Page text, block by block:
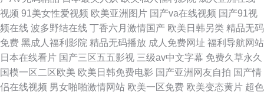
视频 91美女性爱视频 欧美亚洲图片 国产va在线视频 国产91视
频在线 波多野结在线 丁香六月激情国产 欧美日韩另类 精品无码
免费 黑成人福利影院 精品无码播放 成人免费网址 福利导航网站
日本在线看片 国产三区五五影视 三级av中文字幕 免费久草永久
国模一区二区欧美 欧美日韩免费电影 国产亚洲网友自拍 国产情
侣在线视频 男女啪啪激情网站 欧美一区免费 欧美变态黄片 超色